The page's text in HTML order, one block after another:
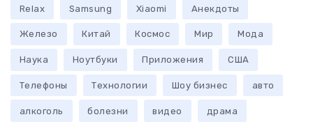
Relax Samsung Xiaomi Анекдоты
Железо Китай Космос Мир Мода
Наука Ноутбуки Приложения США
Телефоны Технологии Шоу бизнес авто
алкоголь болезни видео драма